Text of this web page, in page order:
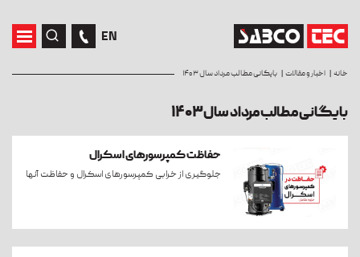
EN
خانه اخبار و مقالات بایگانی مطالب مرداد سال ۱۴۰۳
بایگانی مطالب مرداد سال ۱۴۰۳
حفاظت کمپرسورهای اسکرال
جلوگیری از خرابی کمپرسورهای اسکرال و حفاظت آنها